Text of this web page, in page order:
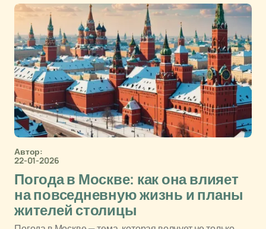
Автор:
22-01-2026
Погода в Москве: как она влияет
на повседневную жизнь и планы
жителей столицы